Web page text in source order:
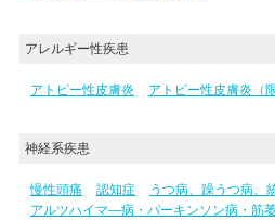
アレルギー性疾患
アトピー性皮膚炎 アトピー性皮膚炎（限
神経系疾患
慢性頭痛 認知症 うつ病、躁うつ病、
アルツハイマ―病・パーキンソン病・筋